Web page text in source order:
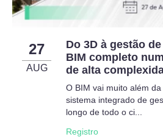
27
AUG
Do 3D à gestão
BIM completo
de alta
O BIM vai muito além
sistema integrado de
longo de todo o ci...
Registro